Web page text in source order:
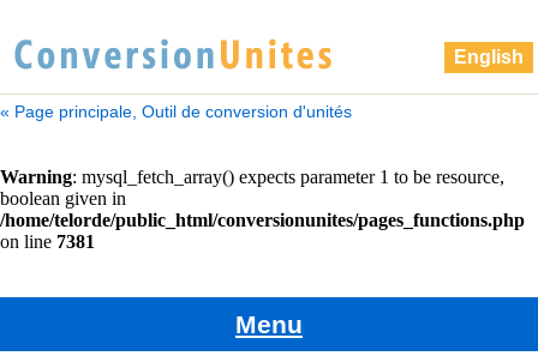
English
« Page principale, Outil de conversion d'unités
Menu